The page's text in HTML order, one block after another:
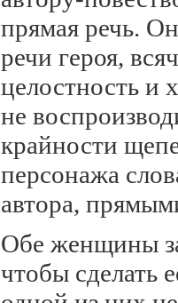
прямая речь.
речи героя,
целостность и
не
крайности
персонажа
автора,
Обе женщины
чтобы сделать